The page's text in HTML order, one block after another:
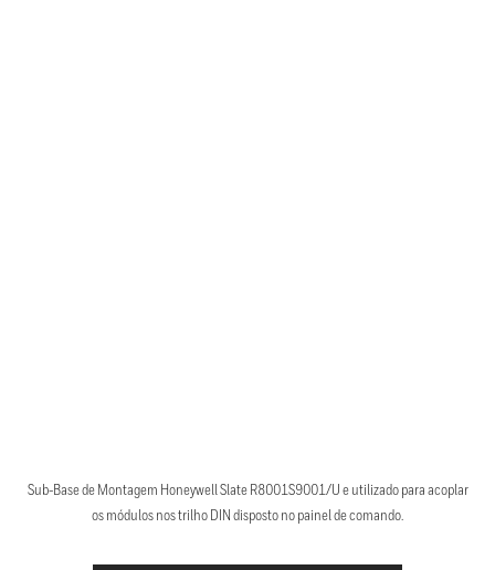
Sub-Base de Montagem Honeywell Slate R8001S9001/U e utilizado para acoplar
os módulos nos trilho DIN disposto no painel de comando.